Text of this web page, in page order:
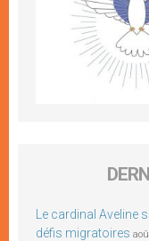
Le cardinal Aveline
défis migratoires